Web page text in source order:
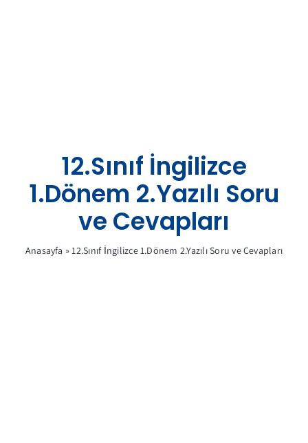
12.Sınıf İngilizce
1.Dönem 2.Yazılı Soru
ve Cevapları
Anasayfa »12.Sınıf İngilizce 1.Dönem 2.Yazılı Soru ve Cevapları